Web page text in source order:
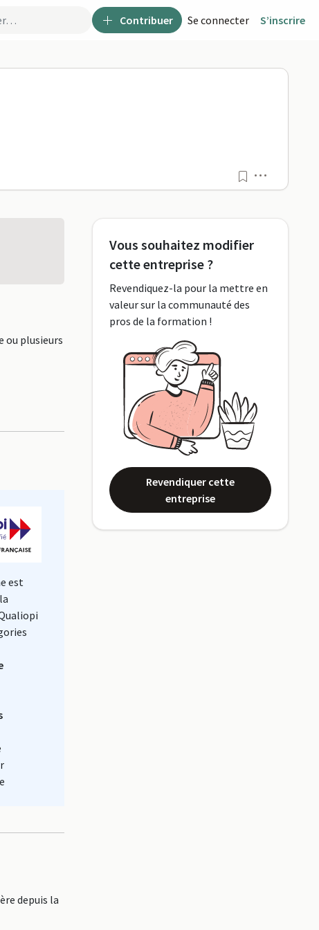
Contribuer Se connecter S’inscrire
ou plusieurs
est
depuis la
Vous souhaitez modifier
cette entreprise ?
Revendiquez-la pour la mettre en
valeur sur la communauté des
pros de la formation !
Revendiquer cette
entreprise